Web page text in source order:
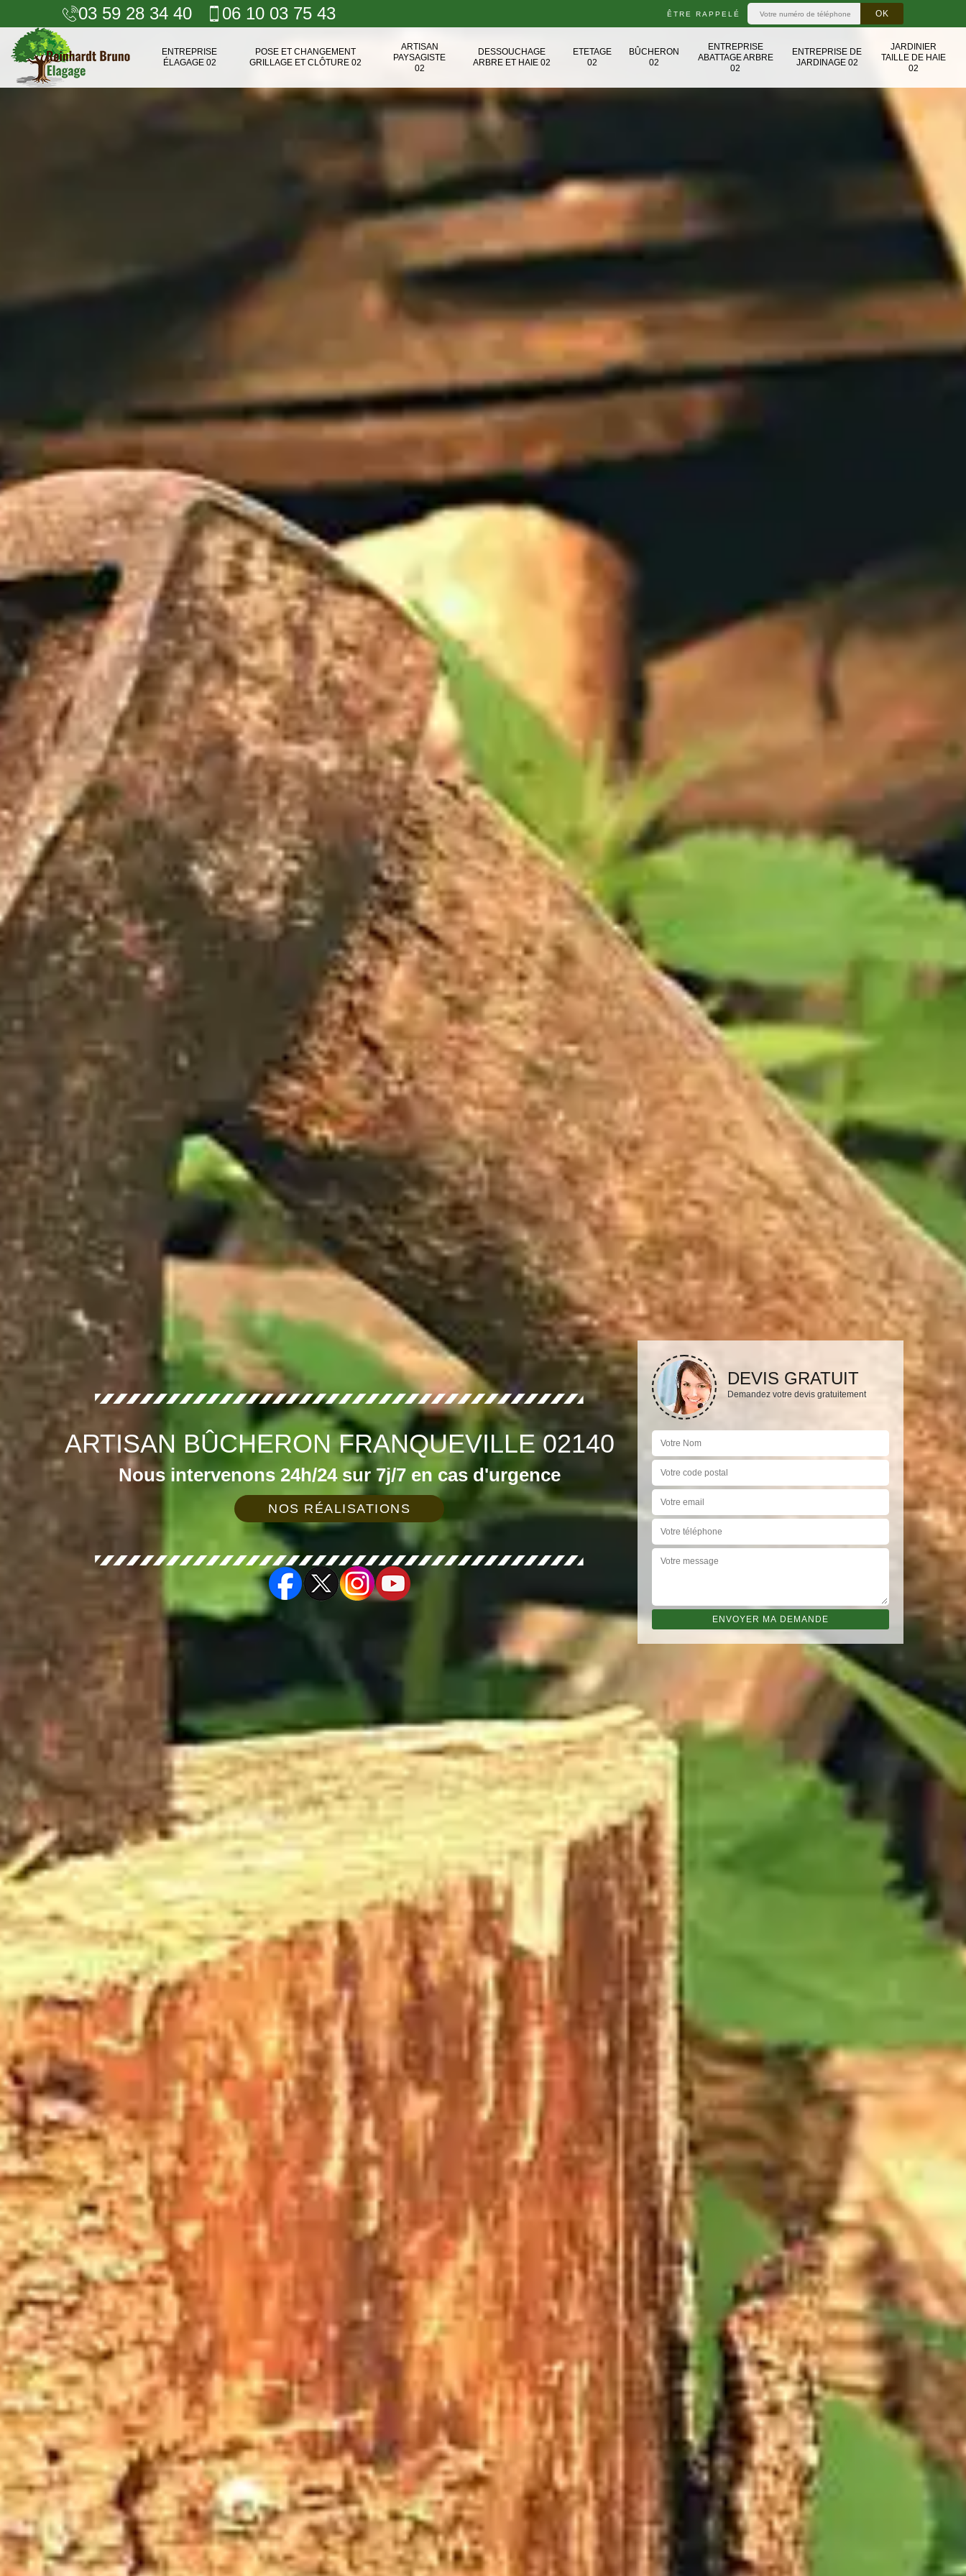
03 59 28 34 40 06 10 03 75 43 ÊTRE RAPPELÉ
ENTREPRISE
ÉLAGAGE 02
POSE ET CHANGEMENT
GRILLAGE ET CLÔTURE 02
ARTISAN
PAYSAGISTE
02
DESSOUCHAGE
ARBRE ET HAIE 02
ETETAGE
02
BÛCHERON
02
ENTREPRISE
ABATTAGE ARBRE
02
ENTREPRISE DE
JARDINAGE 02
JARDINIER
TAILLE DE HAIE
02
ARTISAN BÛCHERON FRANQUEVILLE 02140
Nous intervenons 24h/24 sur 7j/7 en cas d'urgence
NOS RÉALISATIONS
DEVIS GRATUIT
Demandez votre devis gratuitement